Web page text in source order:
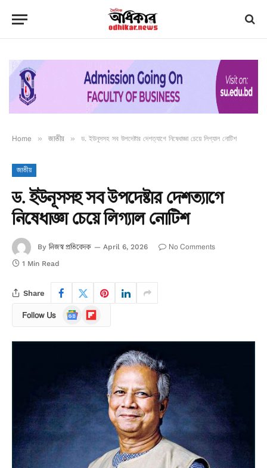
Home » জাতীয় » ড. ইউনূসসহ সব উপদেষ্টার দেশত্যাগে নিষেধাজ্ঞা চেয়ে লিগ্যাল নোটিশ
জাতীয়
ড. ইউনূসসহ সব উপদেষ্টার দেশত্যাগে
নিষেধাজ্ঞা চেয়ে লিগ্যাল নোটিশ
By নিজস্ব প্রতিবেদক April 6, 2026 No Comments
1 Min Read
Share
Follow Us
Google
News
Flipboard